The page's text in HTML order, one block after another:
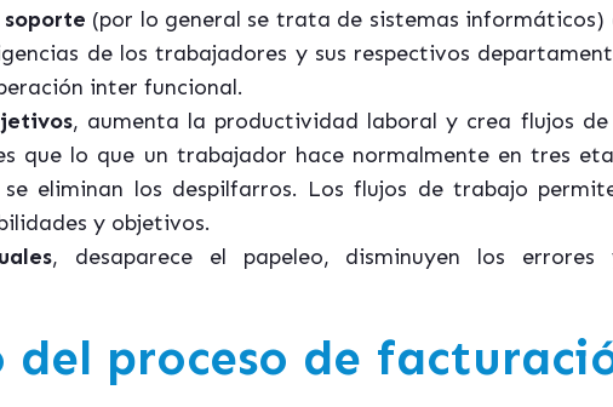
(por lo general se trata de sistemas informáticos)
de los trabajadores y sus respectivos
inter funcional.
, aumenta la productividad laboral y crea flujos
que lo que un trabajador hace normalmente en tres
eliminan los despilfarros. Los flujos de trabajo
y objetivos.
, desaparece el papeleo, disminuyen los
proceso de